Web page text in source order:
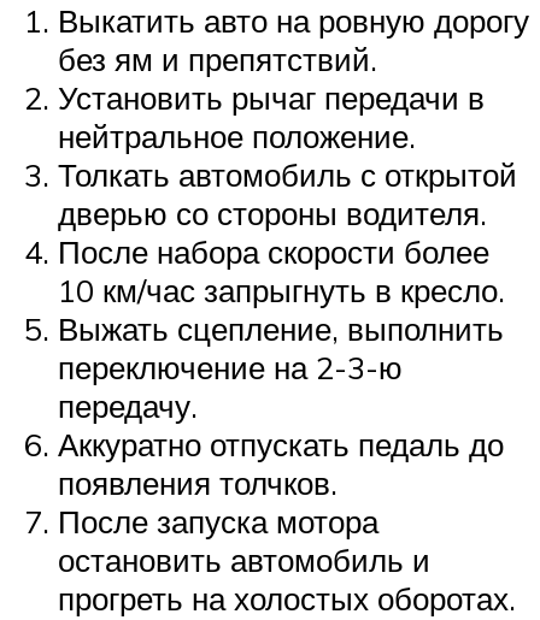
Выкатить авто на ровную дорогу
без ям и препятствий.
Установить рычаг передачи в
нейтральное положение.
Толкать автомобиль с открытой
дверью со стороны водителя.
После набора скорости более
10 км/час запрыгнуть в кресло.
Выжать сцепление, выполнить
переключение на 2-3-ю
передачу.
Аккуратно отпускать педаль до
появления толчков.
После запуска мотора
остановить автомобиль и
прогреть на холостых оборотах.